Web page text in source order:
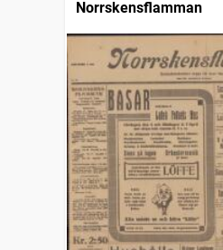
Norrskensflamman